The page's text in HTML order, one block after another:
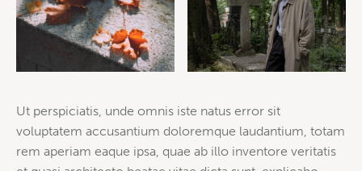
Ut perspiciatis, unde omnis iste natus error sit
voluptatem accusantium doloremque laudantium, totam
rem aperiam eaque ipsa, quae ab illo inventore veritatis